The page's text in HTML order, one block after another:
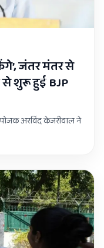
जंतर मंतर से
शुरू हुई BJP
अरविंद केजरीवाल ने